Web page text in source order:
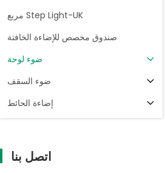
مربع Step Light-UK
صندوق مخصص للإضاءة الخافتة
ضوء لوحة
ضوء السقف
إضاءة الحائط
اتصل بنا